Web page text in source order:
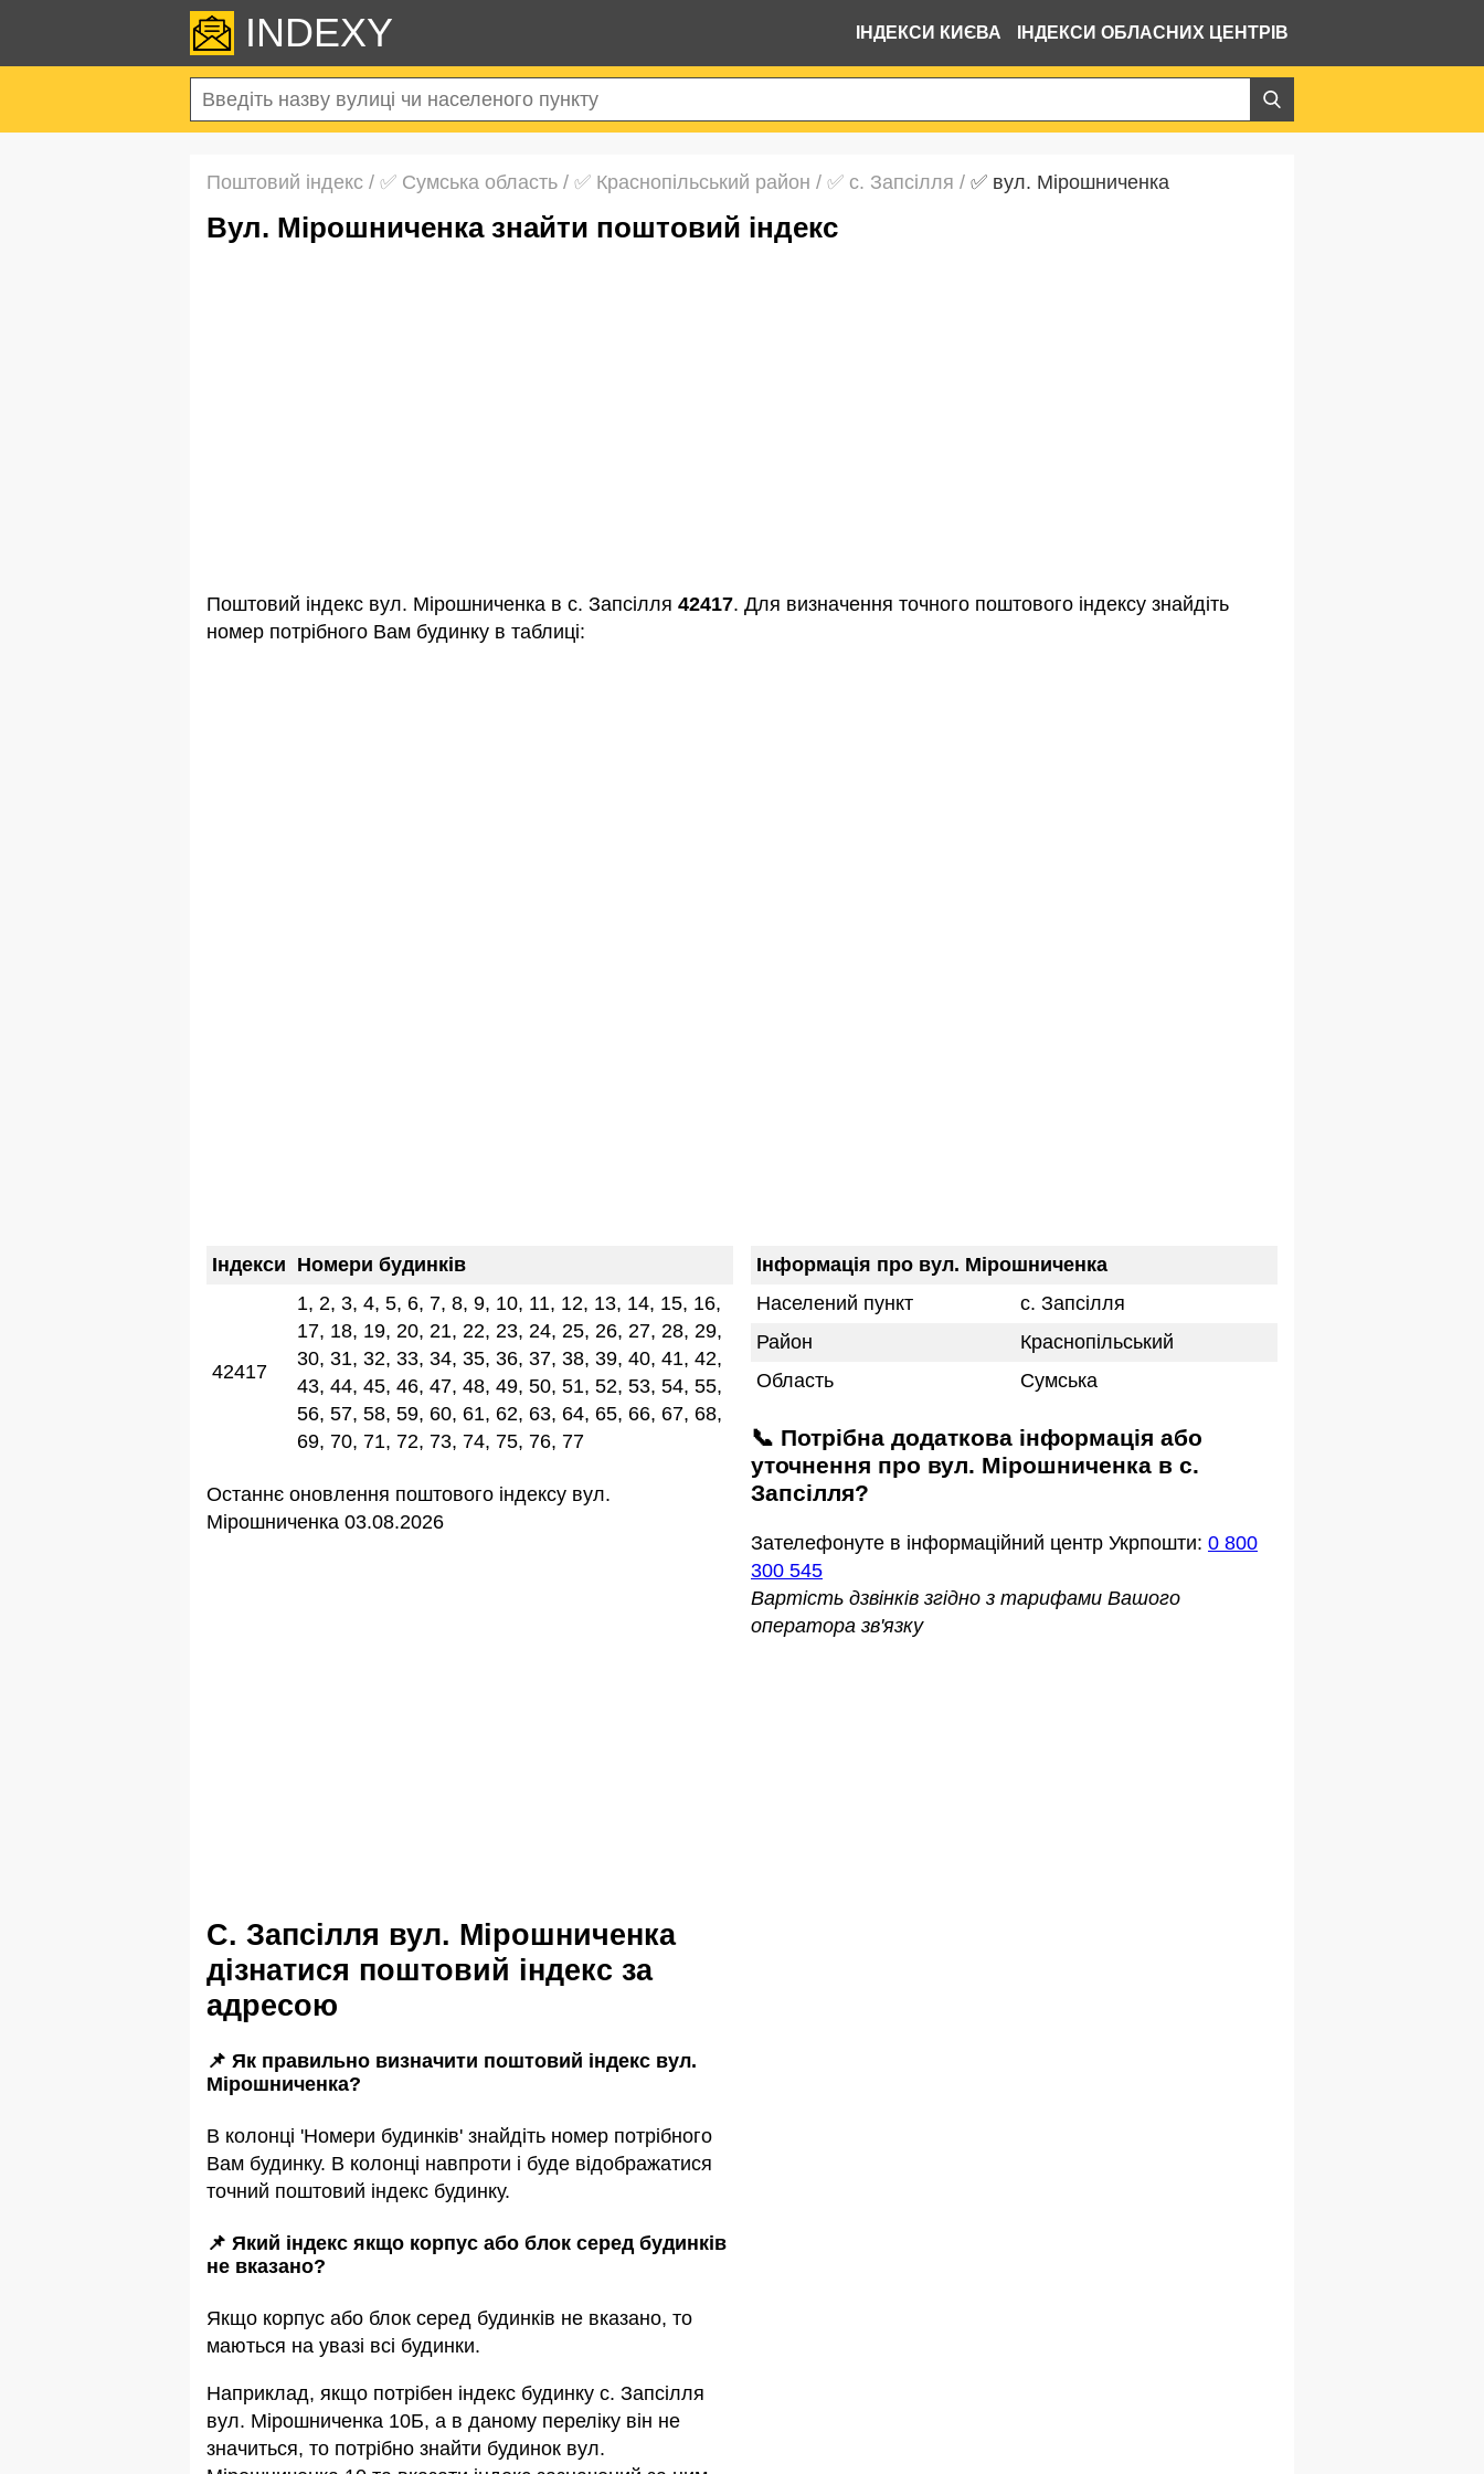
INDEXY ІНДЕКСИ КИЄВА ІНДЕКСИ ОБЛАСНИХ ЦЕНТРІВ
Поштовий індекс / ✅ Сумська область / ✅ Краснопільський район / ✅ с. Запсілля / ✅ вул. Мірошниченка
вул. Мірошниченка знайти поштовий індекс
Поштовий індекс вул. Мірошниченка в с. Запсілля 42417. Для визначення точного поштового індексу знайдіть
номер потрібного Вам будинку в таблиці:
Індекси Номери будинків
42417
1, 2, 3, 4, 5, 6, 7, 8, 9, 10, 11, 12, 13, 14, 15, 16,
17, 18, 19, 20, 21, 22, 23, 24, 25, 26, 27, 28, 29,
30, 31, 32, 33, 34, 35, 36, 37, 38, 39, 40, 41, 42,
43, 44, 45, 46, 47, 48, 49, 50, 51, 52, 53, 54, 55,
56, 57, 58, 59, 60, 61, 62, 63, 64, 65, 66, 67, 68,
69, 70, 71, 72, 73, 74, 75, 76, 77
Останнє оновлення поштового індексу вул.
Мірошниченка 03.08.2026
с. Запсілля вул. Мірошниченка
дізнатися поштовий індекс за
адресою
📌 Як правильно визначити поштовий індекс вул.
Мірошниченка?
В колонці 'Номери будинків' знайдіть номер потрібного
Вам будинку. В колонці навпроти і буде відображатися
точний поштовий індекс будинку.
📌 Який індекс якщо корпус або блок серед будинкiв
не вказано?
Якщо корпус або блок серед будинкiв не вказано, то
маються на увазi всi будинки.
Наприклад, якщо потрiбен індекс будинку с. Запсілля
вул. Мірошниченка 10Б, а в даному переліку він не
значиться, то потрібно знайти будинок вул.
Інформація про вул. Мірошниченка
Населений пункт
с. Запсілля
Район
Краснопільський
Область
Сумська
📞 Потрібна додаткова інформація або
уточнення про вул. Мірошниченка в с.
Запсілля?
Зателефонуте в інформаційний центр Укрпошти: 0 800
300 545
Вартість дзвінків згідно з тарифами Вашого
оператора зв'язку